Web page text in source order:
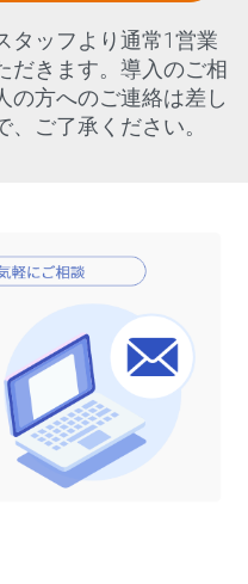
タッフより通常1営業
だきます。導入のご相
の方へのご連絡は差し
ご了承ください。